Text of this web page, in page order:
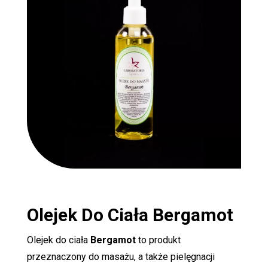
Olejek Do Ciała Bergamot
Olejek do ciała Bergamotto produkt
przeznaczony do masażu, a także pielęgnacji